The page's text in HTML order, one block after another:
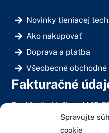
Spravujte
cookie
Novinky tieniacej
Ako nakupovať
Doprava a platba
Všeobecné
Fakturačné
Bc. Martin Haško – AMG
Muškátová 2281/9